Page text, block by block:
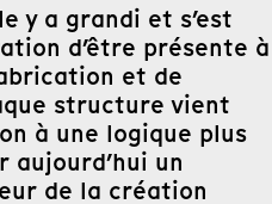
y a grandi et s’est
d’être présente à
et de
structure vient
à une logique plus
aujourd’hui un
de la création